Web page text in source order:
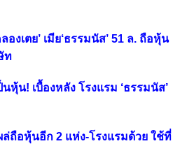
งเตย’ เมีย‘ธรรมนัส’ 51 ล. ถือหุ้น
ท
หุ้น! เบื้องหลัง โรงแรม ‘ธรรมนัส’
ล่ถือหุ้นอีก 2 แห่ง-โรงแรมด้วย ใช้ที่